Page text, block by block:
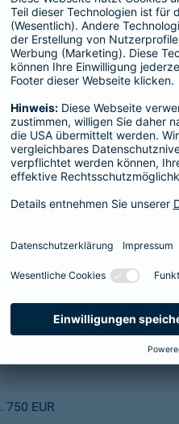
wir für Sie an. Sie
die unser
einer
750 EUR